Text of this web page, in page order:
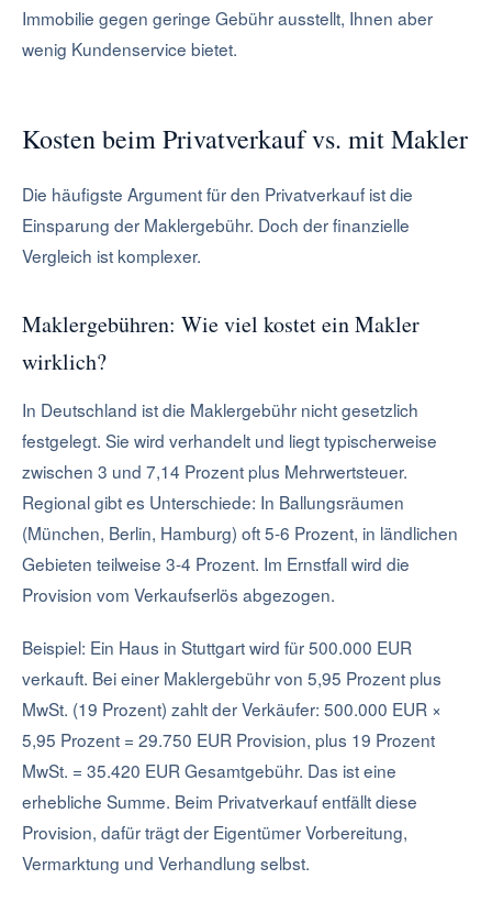
Immobilie gegen geringe Gebühr ausstellt, Ihnen aber
wenig Kundenservice bietet.
Kosten beim Privatverkauf vs. mit Makler
Die häufigste Argument für den Privatverkauf ist die
Einsparung der Maklergebühr. Doch der finanzielle
Vergleich ist komplexer.
Maklergebühren: Wie viel kostet ein Makler
wirklich?
In Deutschland ist die Maklergebühr nicht gesetzlich
festgelegt. Sie wird verhandelt und liegt typischerweise
zwischen 3 und 7,14 Prozent plus Mehrwertsteuer.
Regional gibt es Unterschiede: In Ballungsräumen
(München, Berlin, Hamburg) oft 5-6 Prozent, in ländlichen
Gebieten teilweise 3-4 Prozent. Im Ernstfall wird die
Provision vom Verkaufserlös abgezogen.
Beispiel: Ein Haus in Stuttgart wird für 500.000 EUR
verkauft. Bei einer Maklergebühr von 5,95 Prozent plus
MwSt. (19 Prozent) zahlt der Verkäufer: 500.000 EUR ×
5,95 Prozent = 29.750 EUR Provision, plus 19 Prozent
MwSt. = 35.420 EUR Gesamtgebühr. Das ist eine
erhebliche Summe. Beim Privatverkauf entfällt diese
Provision, dafür trägt der Eigentümer Vorbereitung,
Vermarktung und Verhandlung selbst.